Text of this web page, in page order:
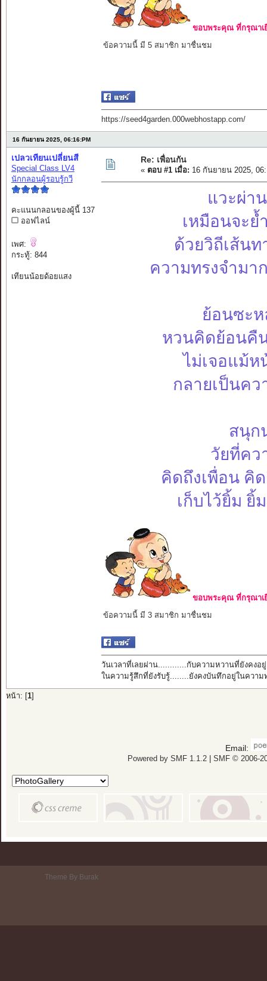
ขอบพระคุณ ที่กรุณาเ
ข้อความนี้ มี 5 สมาชิก มาชื่นชม
https://seed4garden.000webhostapp.com/
16 กันยายน 2025, 06:16:PM
เปลวเทียนเปลี่ยนสี
Special Class LV4
นักกลอนผู้รอบรู้กวี
คะแนนกลอนของผู้นี้ 137
ออฟไลน์
เพศ:
กระทู้: 844
เทียนน้อยด้อยแสง
Re: เพื่อนกัน
« ตอบ #1 เมื่อ: 16 กันยายน 2025,
แวะผ่า
เหมือนจะย้
ด้วยวิถีเส้นท
ความทรงจำมา
ย้อนซะ
หวนคิดย้อนคืน
ไม่เจอแม้ห
กลายเป็นคว
สนุก
วัยที่คว
คิดถึงเพื่อน คิ
เก็บไว้ยิ้ม ยิ้
ขอบพระคุณ ที่กรุณาเ
ข้อความนี้ มี 3 สมาชิก มาชื่นชม
วันเวลาที่เลยผ่าน............กับความหวานที่ยังคงอยู่
ในความรู้สึกที่ยังรับรู้........ยังคงบันทึกอยู่ในความ
หน้า: [ 1]
Email:
Powered by SMF 1.1.2| SMF © 2006-
Theme By Burak